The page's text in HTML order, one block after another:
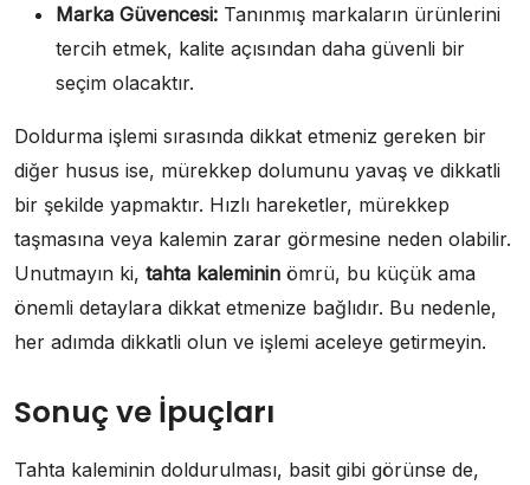
Marka Güvencesi: Tanınmış markaların ürünlerini
tercih etmek, kalite açısından daha güvenli bir
seçim olacaktır.
Doldurma işlemi sırasında dikkat etmeniz gereken bir
diğer husus ise, mürekkep dolumunu yavaş ve dikkatli
bir şekilde yapmaktır. Hızlı hareketler, mürekkep
taşmasına veya kalemin zarar görmesine neden olabilir.
Unutmayın ki, tahta kaleminin ömrü, bu küçük ama
önemli detaylara dikkat etmenize bağlıdır. Bu nedenle,
her adımda dikkatli olun ve işlemi aceleye getirmeyin.
Sonuç ve İpuçları
Tahta kaleminin doldurulması, basit gibi görünse de,